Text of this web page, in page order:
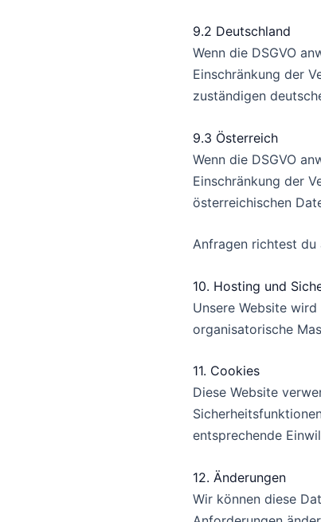
9.2 Deutschland
Wenn die DSGVO
Einschränkung der
zuständigen
9.3 Österreich
Wenn die DSGVO
Einschränkung der
österreichischen
Anfragen richtest du
10. Hosting und
Unsere Website
organisatorische
11. Cookies
Diese Website
entsprechende
12. Änderungen
Wir können diese